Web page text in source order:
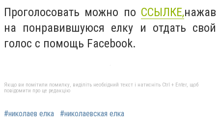
Проголосовать можно по ССЫЛКЕ,нажав
на понравившуюся елку и отдать свой
голос с помощь Facebook.
Якщо ви помітили помилку, виділіть необхідний текст і натисніть Ctrl + Enter, щоб
повідомити про це редакцію
#николаев елка #николаевская елка